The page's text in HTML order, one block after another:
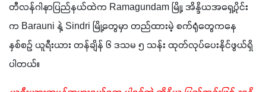
တီလန်ဂါနာပြည်နယ်ထဲက Ramagundam မြို့၊ အိန္ဒိယအရှေ့ပိုင်း
က Barauni နဲ့ Sindri မြို့တွေမှာ တည်ထားမဲ့ စက်ရုံတွေကနေ
နှစ်စဉ် ယူရီးယား တန်ချိန် ၆ ဒသမ ၅ သန်း ထုတ်လုပ်ပေးနိုင်ဖွယ်ရှိ
ပါတယ်။